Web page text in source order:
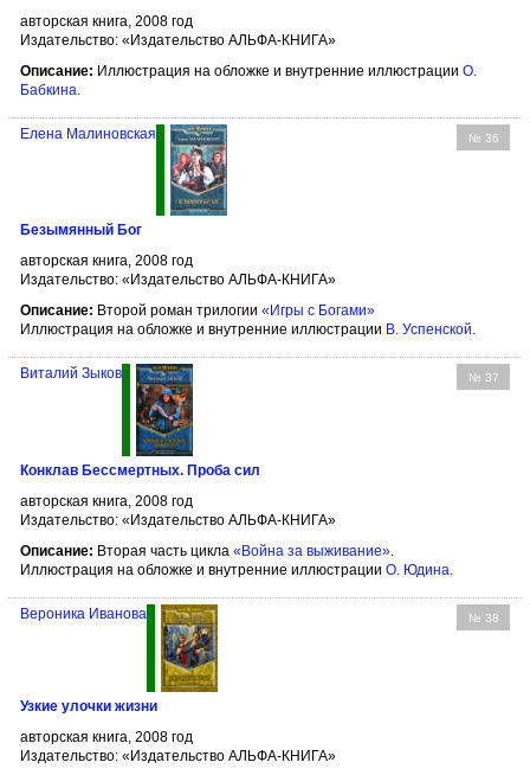
авторская книга, 2008 год
Издательство: «Издательство АЛЬФА-КНИГА»
Описание: Иллюстрация на обложке и внутренние иллюстрации О.
Бабкина
№ 36
Елена Малиновская
Безымянный Бог
авторская книга, 2008 год
Издательство: «Издательство АЛЬФА-КНИГА»
Описание: Второй роман трилогии «Игры с Богами»
Иллюстрация на обложке и внутренние иллюстрации В. Успенской.
№ 37
Виталий Зыков
Конклав Бессмертных. Проба сил
авторская книга, 2008 год
Издательство: «Издательство АЛЬФА-КНИГА»
Описание: Вторая часть цикла «Война за выживание».
Иллюстрация на обложке и внутренние иллюстрации О. Юдина.
№ 38
Вероника Иванова
Узкие улочки жизни
авторская книга, 2008 год
Издательство: «Издательство АЛЬФА-КНИГА»